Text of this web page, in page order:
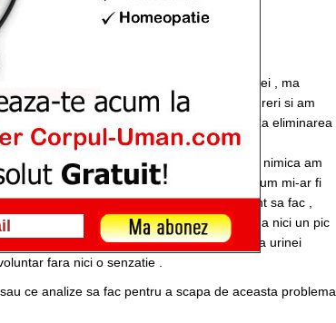
ziua
ceva vreme am probleme cu eliminarea urinei , ma
foarte des si incomplet , la urinare am dureri si am
ca am ceva pe canal care imi optureaza eliminarea
cum ar fi un nodul .
facut mai multe teste urinale si nu imi apare nimica am
mai multe tratamente si tot degiaba , simt cum mi-ar fi
canalul retral si nu mai stiu ce tratament sa fac ,
dati cand imi vine sa urinez si nu pot elimina nici un pic
urina iar dupa vreo 15 minute simt eliminarea urinei
fara nici o senzatie .
ce analize sa fac pentru a scapa de aceasta problema